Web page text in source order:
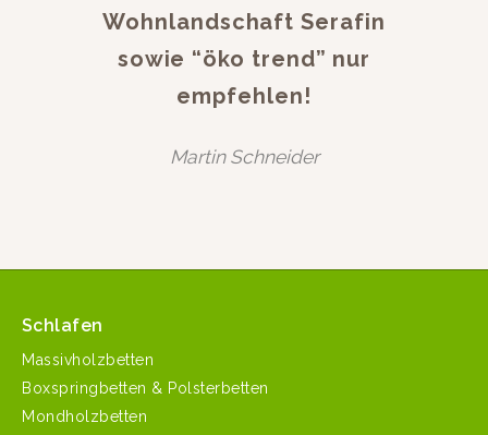
Wohn­land­schaft Ser­afin
sowie “öko trend” nur
empfehlen!
Mar­tin Schneider
Schlafen
Massivholzbetten
Boxspringbetten & Polsterbetten
Mondholzbetten